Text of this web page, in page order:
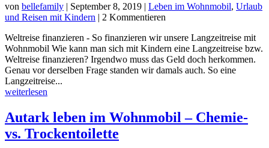
von bellefamily | September 8, 2019 | Leben im Wohnmobil, Urlaub
und Reisen mit Kindern | 2 Kommentieren
Weltreise finanzieren - So finanzieren wir unsere Langzeitreise mit
Wohnmobil Wie kann man sich mit Kindern eine Langzeitreise bzw.
Weltreise finanzieren? Irgendwo muss das Geld doch herkommen.
Genau vor derselben Frage standen wir damals auch. So eine
Langzeitreise...
weiterlesen
Autark leben im Wohnmobil – Chemie-
vs. Trockentoilette